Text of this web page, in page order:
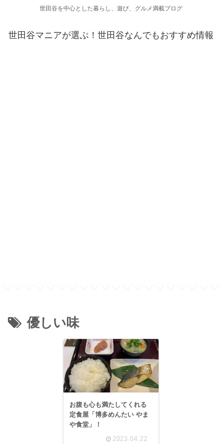
世田谷を中心とした暮らし、遊び、グルメ満載ブログ
世田谷マニアが選ぶ！世田谷なんでもおすすめ情報
優しい味
お腹も心も満たしてくれる
定食屋「博多めんたい やま
や食堂」！
2023.04.22